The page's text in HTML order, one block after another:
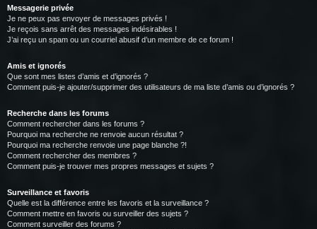
Messagerie privée
Je ne peux pas envoyer de messages privés !
Je reçois sans arrêt des messages indésirables !
J’ai reçu un spam ou un courriel abusif d’un membre de ce forum !
Amis et ignorés
Que sont mes listes d’amis et d’ignorés ?
Comment puis-je ajouter/supprimer des utilisateurs de ma liste d’amis ou d’ignorés ?
Recherche dans les forums
Comment rechercher dans les forums ?
Pourquoi ma recherche ne renvoie aucun résultat ?
Pourquoi ma recherche renvoie une page blanche ?!
Comment rechercher des membres ?
Comment puis-je trouver mes propres messages et sujets ?
Surveillance et favoris
Quelle est la différence entre les favoris et la surveillance ?
Comment mettre en favoris ou surveiller des sujets ?
Comment surveiller des forums ?